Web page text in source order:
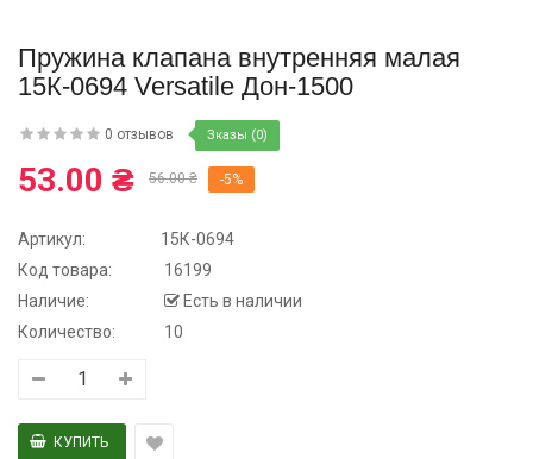
Пружина клапана внутренняя малая
15К-0694 Versatile Дон-1500
0 отзывов Зказы (0)
53.00 ₴ 56.00 ₴ -5%
Артикул:
15К-0694
Код товара:
16199
Наличие:
Есть в наличии
Количество:
10